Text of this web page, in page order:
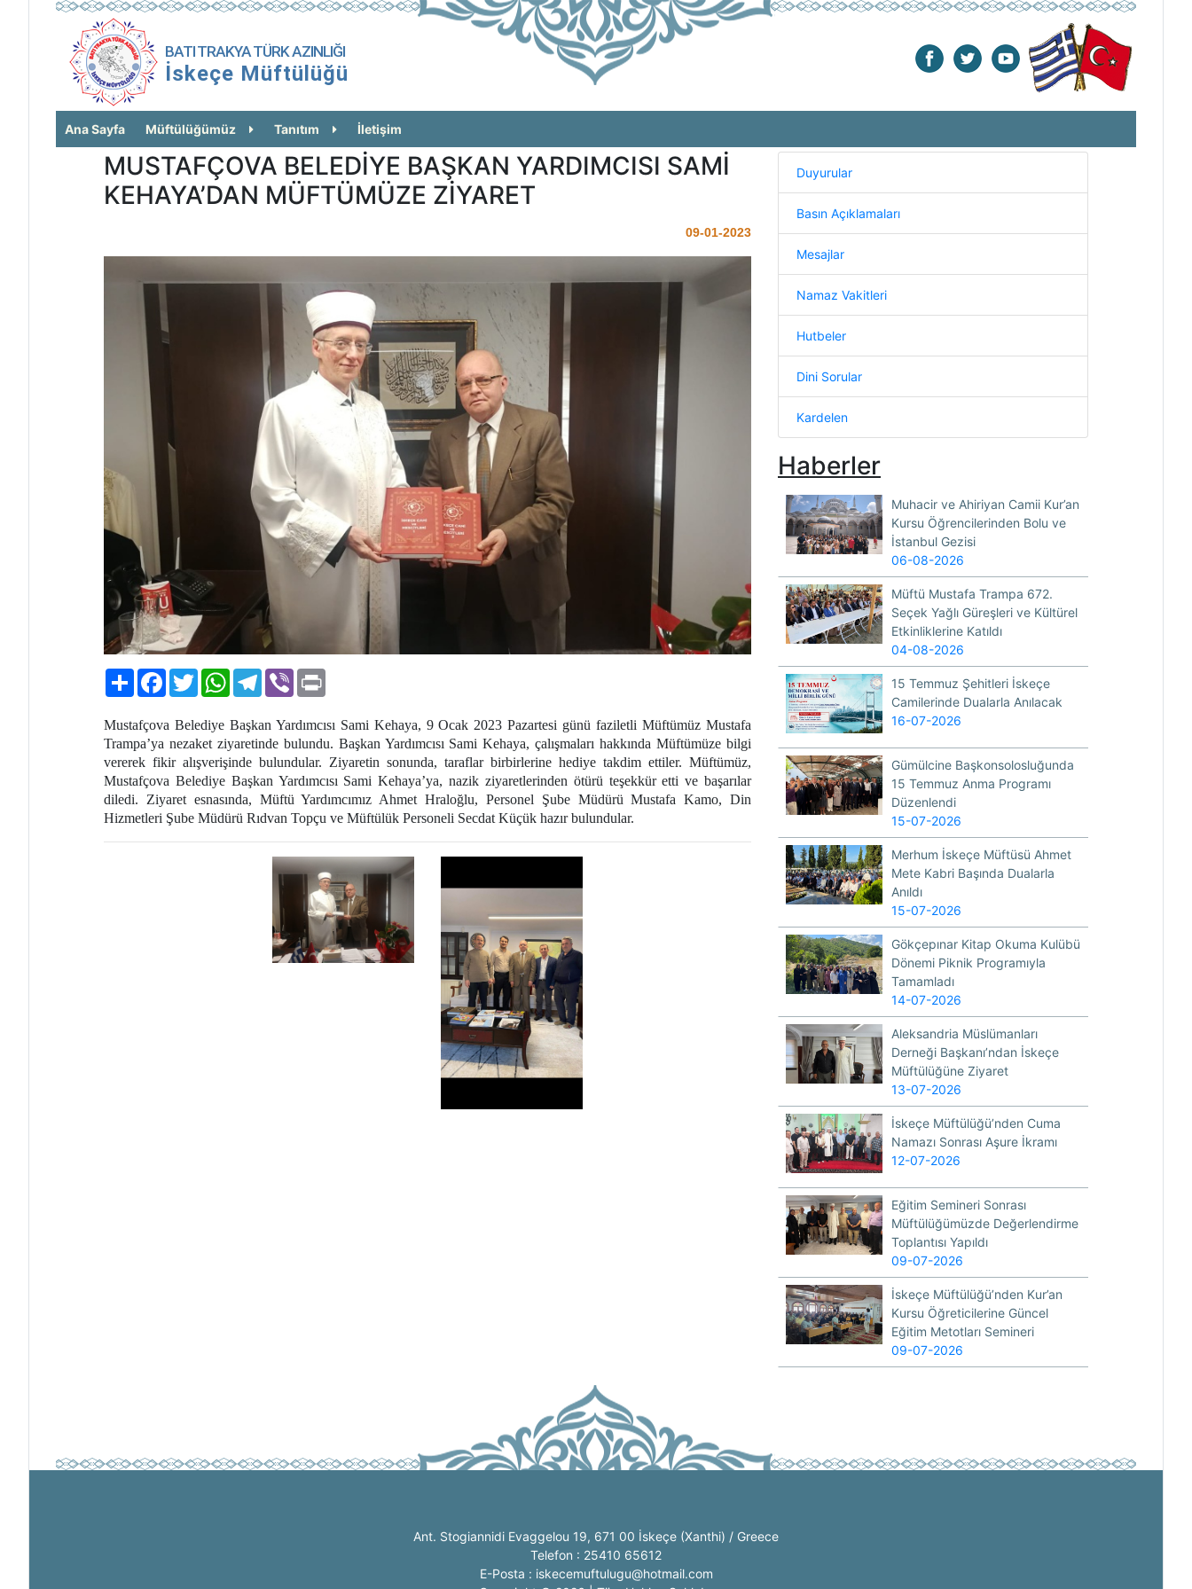
BATI TRAKYA TÜRK AZINLIĞI
İskeçe Müftülüğü
Ana Sayfa Müftülüğümüz Tanıtım İletişim
MUSTAFÇOVA BELEDİYE BAŞKAN YARDIMCISI SAMİ
KEHAYA’DAN MÜFTÜMÜZE ZİYARET
09-01-2023
PaylaşFacebook
TwitterWhatsAppTelegram
Viber
Mustafçova Belediye Başkan Yardımcısı Sami Kehaya, 9 Ocak 2023 Pazartesi günü faziletli Müftümüz Mustafa
Trampa’ya nezaket ziyaretinde bulundu. Başkan Yardımcısı Sami Kehaya, çalışmaları hakkında Müftümüze bilgi
vererek fikir alışverişinde bulundular. Ziyaretin sonunda, taraflar birbirlerine hediye takdim ettiler. Müftümüz,
Mustafçova Belediye Başkan Yardımcısı Sami Kehaya’ya, nazik ziyaretlerinden ötürü teşekkür etti ve başarılar
diledi. Ziyaret esnasında, Müftü Yardımcımız Ahmet Hraloğlu, Personel Şube Müdürü Mustafa Kamo, Din
Hizmetleri Şube Müdürü Rıdvan Topçu ve Müftülük Personeli Secdat Küçük hazır bulundular.
Duyurular
Basın Açıklamaları
Mesajlar
Namaz Vakitleri
Hutbeler
Dini Sorular
Kardelen
Haberler
Muhacir ve Ahiriyan Camii Kur’an
Kursu Öğrencilerinden Bolu ve
İstanbul Gezisi
06-08-2026
Müftü Mustafa Trampa 672.
Seçek Yağlı Güreşleri ve Kültürel
Etkinliklerine Katıldı
04-08-2026
15 Temmuz Şehitleri İskeçe
Camilerinde Dualarla Anılacak
16-07-2026
Gümülcine Başkonsolosluğunda
15 Temmuz Anma Programı
Düzenlendi
15-07-2026
Merhum İskeçe Müftüsü Ahmet
Mete Kabri Başında Dualarla
Anıldı
15-07-2026
Gökçepınar Kitap Okuma Kulübü
Dönemi Piknik Programıyla
Tamamladı
14-07-2026
Aleksandria Müslümanları
Derneği Başkanı’ndan İskeçe
Müftülüğüne Ziyaret
13-07-2026
İskeçe Müftülüğü’nden Cuma
Namazı Sonrası Aşure İkramı
12-07-2026
Eğitim Semineri Sonrası
Müftülüğümüzde Değerlendirme
Toplantısı Yapıldı
09-07-2026
İskeçe Müftülüğü’nden Kur’an
Kursu Öğreticilerine Güncel
Eğitim Metotları Semineri
09-07-2026
Ant. Stogiannidi Evaggelou 19, 671 00 İskeçe (Xanthi) / Greece
Telefon : 25410 65612
E-Posta : iskecemuftulugu@hotmail.com